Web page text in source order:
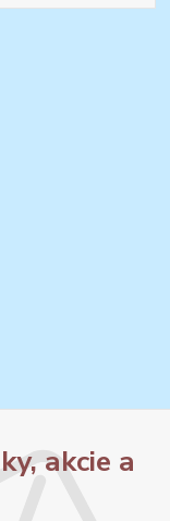
akcie a